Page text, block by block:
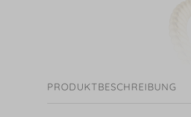
PRODUKTBESCHREIBUNG